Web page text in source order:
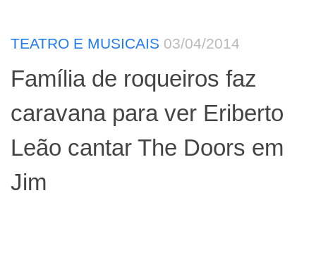
TEATRO E MUSICAIS 03/04/2014
Família de roqueiros faz
caravana para ver Eriberto
Leão cantar The Doors em
Jim